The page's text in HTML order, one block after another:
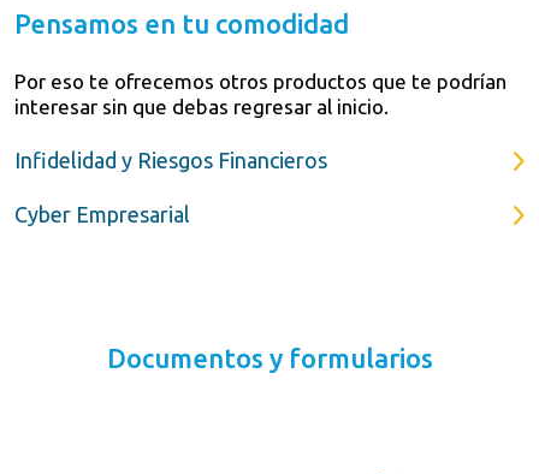
Pensamos en tu comodidad
Por eso te ofrecemos otros productos que te podrían
interesar sin que debas regresar al inicio.
Infidelidad y Riesgos Financieros
Cyber Empresarial
Documentos y formularios